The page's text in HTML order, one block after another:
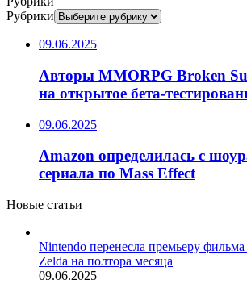
Рубрики
09.06.2025
Авторы MMORPG Broken
на открытое бета-
09.06.2025
Amazon определилась с
сериала по Mass Effect
Новые статьи
Nintendo перенесла премьеру
Zelda на полтора месяца
09.06.2025